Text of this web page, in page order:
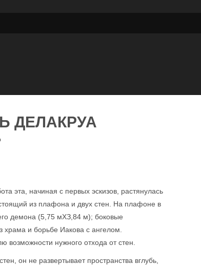
ДЕЛАКРУА
эта, начиная с первых эскизов, растянулась
из плафона и двух стен. На плафоне в
демона (5,75 мХЗ,84 м); боковые
и борьбе Иакова с ангелом.
нужного отхода от стен.
он не развертывает пространства вглубь,